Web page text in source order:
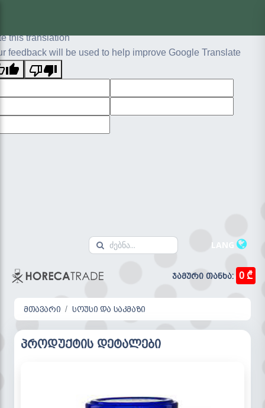
this translation
feedback will be used to help improve Google Translate
LANG
ჯამური თანხა: 0 ₾
მთავარი სოუსი და საკმაზი
პროდუქტის დეტალები